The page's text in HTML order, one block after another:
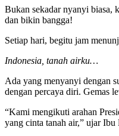
Bukan sekadar nyanyi biasa,
dan bikin bangga!
Setiap hari, begitu jam
Indonesia, tanah airku…
Ada yang menyanyi dengan
dengan percaya diri. Gemas
“Kami mengikuti arahan
yang cinta tanah air,” ujar